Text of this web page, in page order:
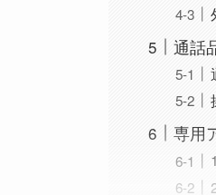
通話
専用